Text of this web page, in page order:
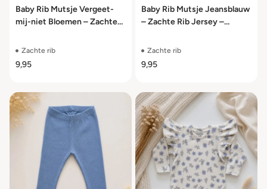
Baby Rib Mutsje Vergeet-
mij-niet Bloemen – Zachte
Maanden
Zachte rib
9,95
Baby Rib Mutsje Jeansblauw
– Zachte Rib Jersey –
Zachte rib
9,95